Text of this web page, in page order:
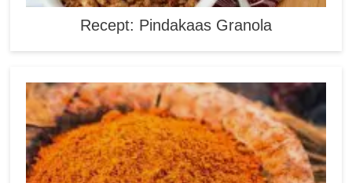
Recept: Pindakaas Granola